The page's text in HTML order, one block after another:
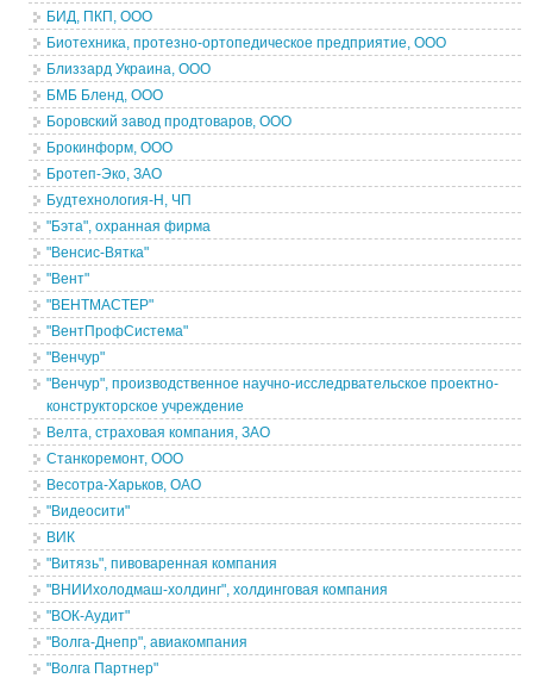
БИД, ПКП, ООО
Биотехника, протезно-ортопедическое предприятие, ООО
Близзард Украина, ООО
БМБ Бленд, ООО
Боровский завод продтоваров, ООО
Брокинформ, ООО
Бротеп-Эко, ЗАО
Будтехнология-Н, ЧП
"Бэта", охранная фирма
"Венсис-Вятка"
"Вент"
"ВЕНТМАСТЕР"
"ВентПрофСистема"
"Венчур"
"Венчур", производственное научно-исследрвательское проектно-
конструкторское учреждение
Велта, страховая компания, ЗАО
Станкоремонт, ООО
Весотра-Харьков, ОАО
"Видеосити"
ВИК
"Витязь", пивоваренная компания
"ВНИИхолодмаш-холдинг", холдинговая компания
"ВОК-Аудит"
"Волга-Днепр", авиакомпания
"Волга Партнер"